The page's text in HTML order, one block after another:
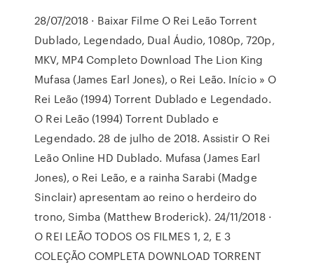
28/07/2018 · Baixar Filme O Rei Leão Torrent
Dublado, Legendado, Dual Áudio, 1080p, 720p,
MKV, MP4 Completo Download The Lion King
Mufasa (James Earl Jones), o Rei Leão. Início » O
Rei Leão (1994) Torrent Dublado e Legendado.
O Rei Leão (1994) Torrent Dublado e
Legendado. 28 de julho de 2018. Assistir O Rei
Leão Online HD Dublado. Mufasa (James Earl
Jones), o Rei Leão, e a rainha Sarabi (Madge
Sinclair) apresentam ao reino o herdeiro do
trono, Simba (Matthew Broderick). 24/11/2018 ·
O REI LEÃO TODOS OS FILMES 1, 2, E 3
COLEÇÃO COMPLETA DOWNLOAD TORRENT